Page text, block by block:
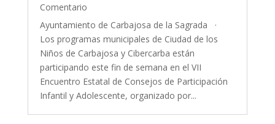
Comentario
Ayuntamiento de Carbajosa de la Sagrada ·
Los programas municipales de Ciudad de los
Niños de Carbajosa y Cibercarba están
participando este fin de semana en el VII
Encuentro Estatal de Consejos de Participación
Infantil y Adolescente, organizado por...